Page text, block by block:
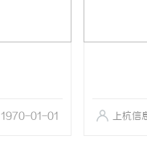
1970-01-01 上杭信